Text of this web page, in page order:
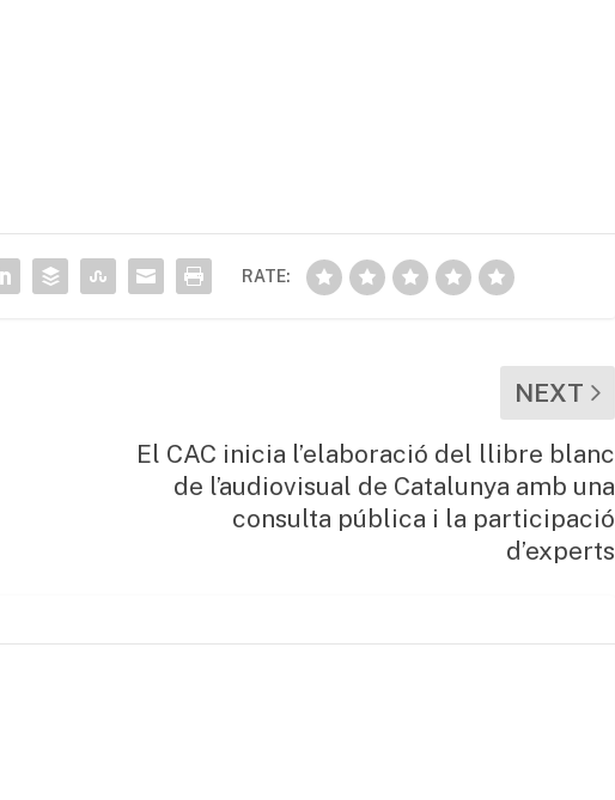
RATE:
NEXT
El CAC inicia l’elaboració del llibre blanc
de l’audiovisual de Catalunya amb una
consulta pública i la participació
d’experts